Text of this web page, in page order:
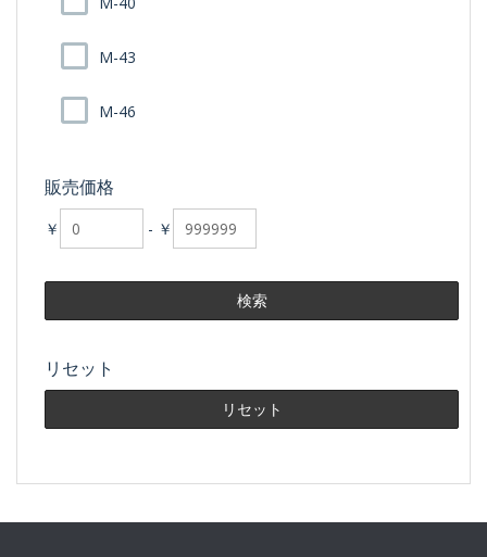
M-43
M-46
販売価格
￥ - ￥
リセット